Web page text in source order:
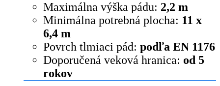
Maximálna výška pádu: 2,2 m
Minimálna potrebná plocha: 11 x
6,4 m
Povrch tlmiaci pád: podľa EN 1176
Doporučená veková hranica: od 5
rokov